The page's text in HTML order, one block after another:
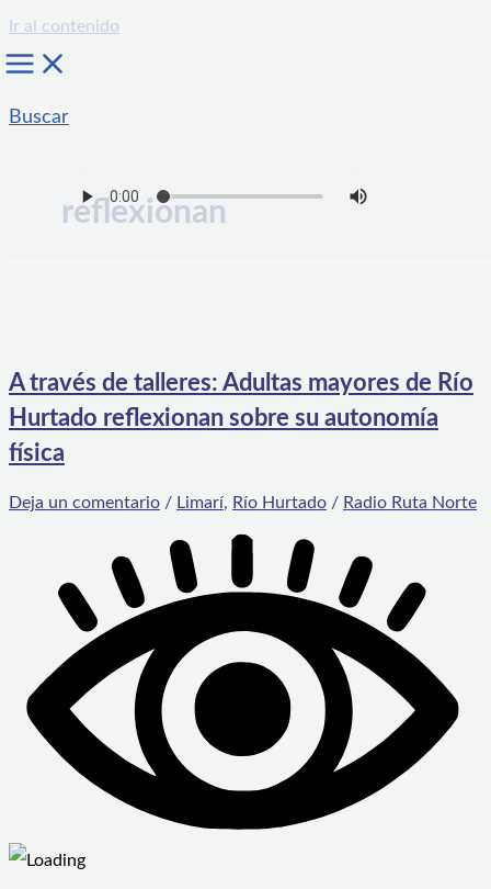
Ir al contenido
Buscar
reflexionan
A través de talleres: Adultas mayores de Río
Hurtado reflexionan sobre su autonomía
física
Deja un comentario / Limarí, Río Hurtado / Radio Ruta Norte